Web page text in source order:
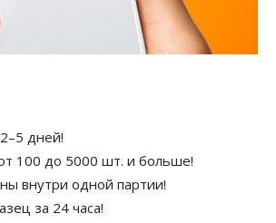
дней!
100 до 5000 шт. и больше!
внутри одной партии!
за 24 часа!